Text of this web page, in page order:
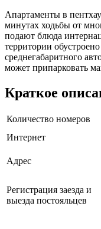
Апартаменты в
минутах ходьбы от
подают блюда
территории
среднегабаритного
может припарковать
Краткое
Количество номеров
Интернет
Адрес
Регистрация заезда и
выезда постояльцев